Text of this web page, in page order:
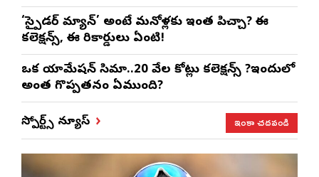
‘స్పైడర్ మ్యాన్’ అంటే మనోళ్లకు ఇంత పిచ్చా? ఈ
కలెక్షన్స్, ఈ రికార్డులు ఏంటి!
ఒక యానిమేషన్ సినిమా..20 వేల కోట్లు కలెక్షన్స్ ?ఇందులో
అంత గొప్పతనం ఏముంది?
స్పోర్ట్స్ న్యూస్ ఇంకా చదవండి